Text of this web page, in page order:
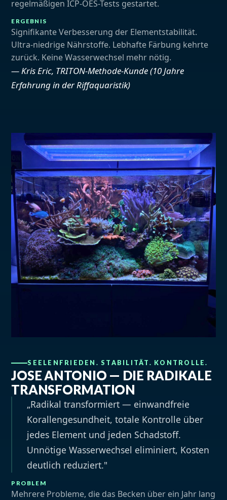
regelmäßigen ICP-OES-Tests gestartet.
ERGEBNIS
Signifikante Verbesserung der Elementstabilität.
Ultra-niedrige Nährstoffe. Lebhafte Färbung kehrte
zurück. Keine Wasserwechsel mehr nötig.
— Kris Eric, TRITON-Methode-Kunde (10 Jahre
Erfahrung in der Riffaquaristik)
SEELENFRIEDEN. STABILITÄT. KONTROLLE.
JOSE ANTONIO — DIE RADIKALE
TRANSFORMATION
„Radikal transformiert — einwandfreie
Korallengesundheit, totale Kontrolle über
jedes Element und jeden Schadstoff.
Unnötige Wasserwechsel eliminiert, Kosten
deutlich reduziert."
PROBLEM
Mehrere Probleme, die das Becken über ein Jahr lang